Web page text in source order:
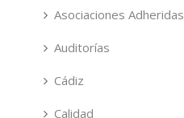
Asociaciones Adheridas
Auditorías
Cádiz
Calidad